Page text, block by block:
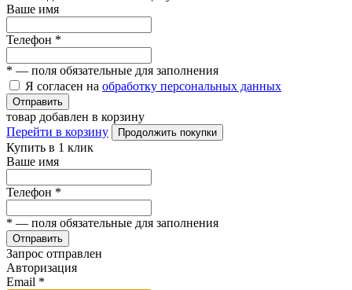
Ваше имя
Телефон *
* — поля обязательные для заполнения
Я согласен на обработку персональных данных
Отправить
товар добавлен в корзину
Перейти в корзину
Продолжить покупки
Купить в 1 клик
Ваше имя
Телефон *
* — поля обязательные для заполнения
Отправить
Запрос отправлен
Авторизация
Email *